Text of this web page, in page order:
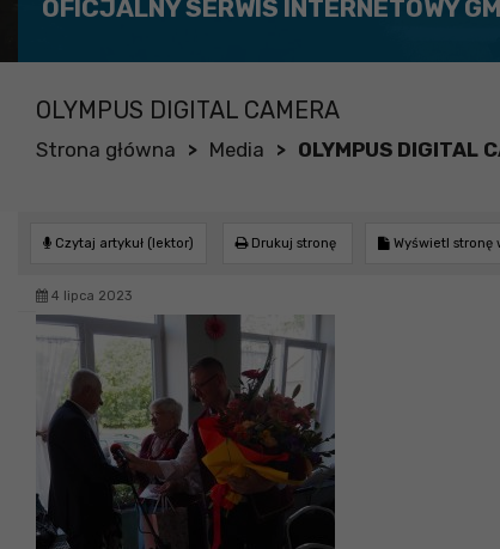
OFICJALNY SERWIS INTERNETOWY
OLYMPUS DIGITAL CAMERA
Strona główna > Media > OLYMPUS DIGITAL
Czytaj artykuł (lektor) Drukuj stronę Wyświetl stronę
4 lipca 2023